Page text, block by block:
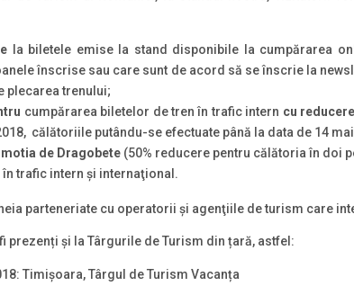
la biletele emise la stand disponibile la cumpărarea
înscrise sau care sunt de acord să se înscrie la
plecarea trenului;
cumpărarea biletelor de tren în trafic intern cu
călătoriile putându-se efectuate până la data de 14
de Dragobete (50% reducere pentru călătoria în doi
în trafic intern şi internaţional.
parteneriate cu operatorii şi agenţiile de turism care
prezenți și la Târgurile de Turism din țară, astfel:
Timișoara, Târgul de Turism Vacanța